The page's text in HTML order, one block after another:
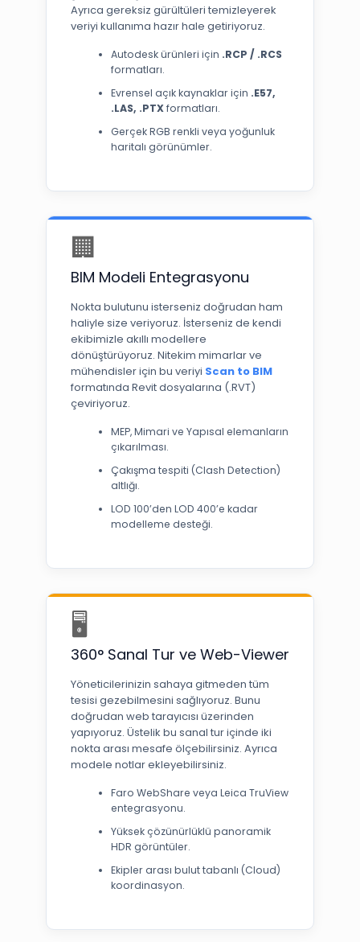
Ayrıca gereksiz gürültüleri temizleyerek
veriyi kullanıma hazır hale getiriyoruz.
Autodesk ürünleri için .RCP / .RCS
formatları.
Evrensel açık kaynaklar için .E57,
.LAS, .PTXformatları.
Gerçek RGB renkli veya yoğunluk
haritalı görünümler.
🏢
BIM Modeli Entegrasyonu
Nokta bulutunu isterseniz doğrudan ham
haliyle size veriyoruz. İsterseniz de kendi
ekibimizle akıllı modellere
dönüştürüyoruz. Nitekim mimarlar ve
mühendisler için bu veriyi Scan to BIM
formatında Revit dosyalarına (.RVT)
çeviriyoruz.
MEP, Mimari ve Yapısal elemanların
çıkarılması.
Çakışma tespiti (Clash Detection)
altlığı.
LOD 100’den LOD 400’e kadar
modelleme desteği.
🖥️
360° Sanal Tur ve Web-Viewer
Yöneticilerinizin sahaya gitmeden tüm
tesisi gezebilmesini sağlıyoruz. Bunu
doğrudan web tarayıcısı üzerinden
yapıyoruz. Üstelik bu sanal tur içinde iki
nokta arası mesafe ölçebilirsiniz. Ayrıca
modele notlar ekleyebilirsiniz.
Faro WebShare veya Leica TruView
entegrasyonu.
Yüksek çözünürlüklü panoramik
HDR görüntüler.
Ekipler arası bulut tabanlı (Cloud)
koordinasyon.